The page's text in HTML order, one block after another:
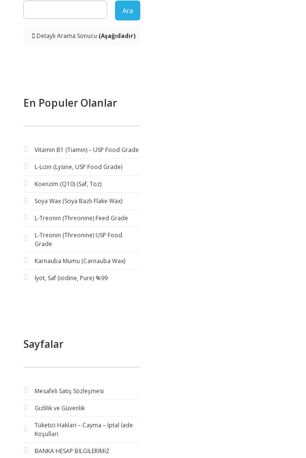
Ara
Detaylı Arama Sonucu (Aşağıdadır)
En Populer Olanlar
Vitamin B1 (Tiamin) – USP Food Grade
L-Lizin (Lysine, USP Food Grade)
Koenzim (Q10) (Saf, Toz)
Soya Wax (Soya Bazlı Flake Wax)
L-Treonin (Threonine) Feed Grade
L-Treonin (Threonine) USP Food
Grade
Karnauba Mumu (Carnauba Wax)
İyot, Saf (iodine, Pure) %99
Sayfalar
Mesafeli Satış Sözleşmesi
Gizlilik ve Güvenlik
Tüketici Haklari – Cayma – İptal İade
Koşullari
BANKA HESAP BİLGİLERİMİZ